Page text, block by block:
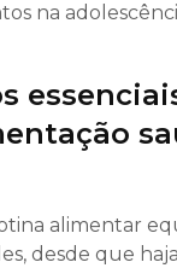
na
alimentar
desde que